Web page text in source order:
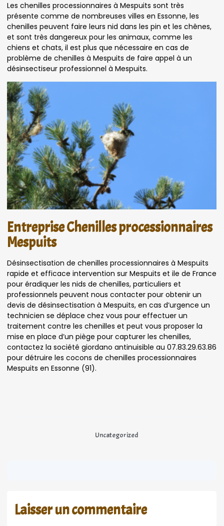
Les chenilles processionnaires à Mespuits sont très
présente comme de nombreuses villes en Essonne, les
chenilles peuvent faire leurs nid dans les pin et les chênes,
et sont très dangereux pour les animaux, comme les
chiens et chats, il est plus que nécessaire en cas de
problème de chenilles à Mespuits de faire appel à un
désinsectiseur professionnel à Mespuits.
Entreprise Chenilles processionnaires
Mespuits
Désinsectisation de chenilles processionnaires à Mespuits
rapide et efficace intervention sur Mespuits et ile de France
pour éradiquer les nids de chenilles, particuliers et
professionnels peuvent nous contacter pour obtenir un
devis de désinsectisation à Mespuits, en cas d’urgence un
technicien se déplace chez vous pour effectuer un
traitement contre les chenilles et peut vous proposer la
mise en place d’un piège pour capturer les chenilles,
contactez la société giordano antinuisible au 07.83.29.63.86
pour détruire les cocons de chenilles processionnaires
Mespuits en Essonne (91).
Uncategorized
Laisser un commentaire